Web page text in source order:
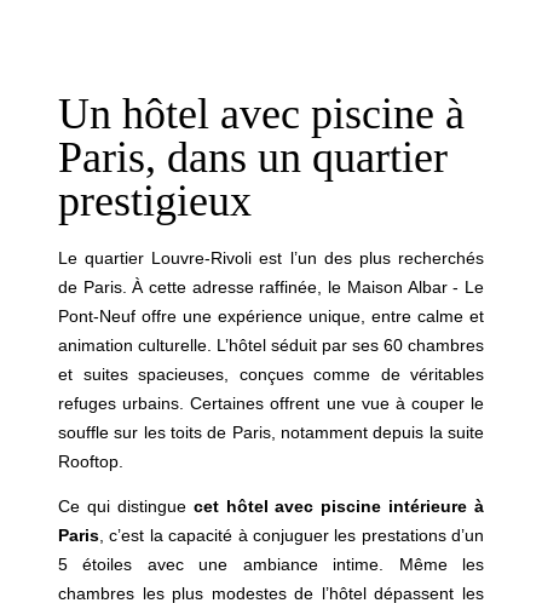
Un hôtel avec piscine à
Paris, dans un quartier
prestigieux
Le quartier Louvre-Rivoli est l’un des plus recherchés
de Paris. À cette adresse raffinée, le Maison Albar - Le
Pont-Neuf offre une expérience unique, entre calme et
animation culturelle. L’hôtel séduit par ses 60 chambres
et suites spacieuses, conçues comme de véritables
refuges urbains. Certaines offrent une vue à couper le
souffle sur les toits de Paris, notamment depuis la suite
Rooftop.
Ce qui distingue cet hôtel avec piscine intérieure à
Paris, c’est la capacité à conjuguer les prestations d’un
5 étoiles avec une ambiance intime. Même les
chambres les plus modestes de l’hôtel dépassent les